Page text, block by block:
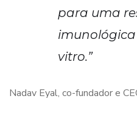
para uma
vitro.”
Nadav Eyal, co-fundador e